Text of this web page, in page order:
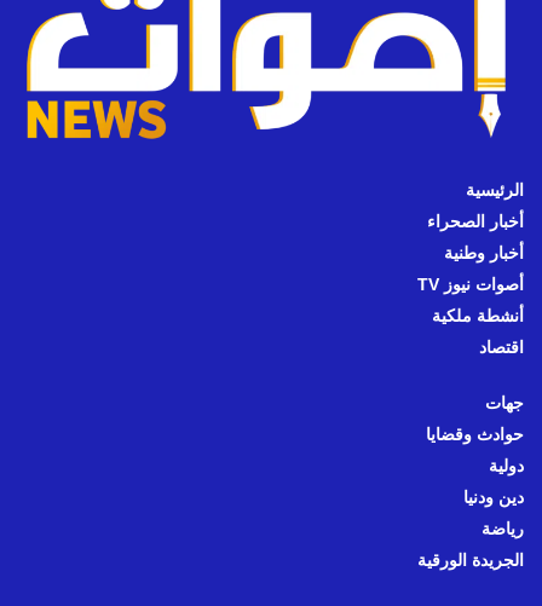
الرئيسية
أخبار الصحراء
أخبار وطنية
أصوات نيوز TV
أنشطة ملكية
اقتصاد
جهات
حوادث وقضايا
دولية
دين ودنيا
رياضة
الجريدة الورقية